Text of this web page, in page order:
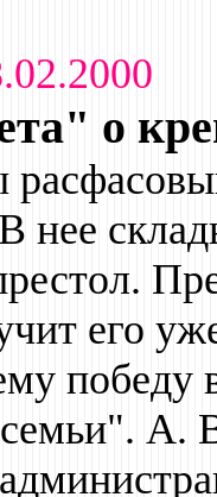
о
нее
его
победу
А.